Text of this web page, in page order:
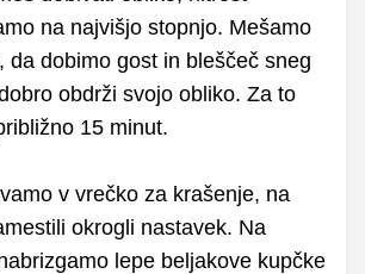
na najvišjo stopnjo. Mešamo
da dobimo gost in bleščeč sneg
obdrži svojo obliko. Za to
15 minut.
v vrečko za krašenje, na
okrogli nastavek. Na
lepe beljakove kupčke